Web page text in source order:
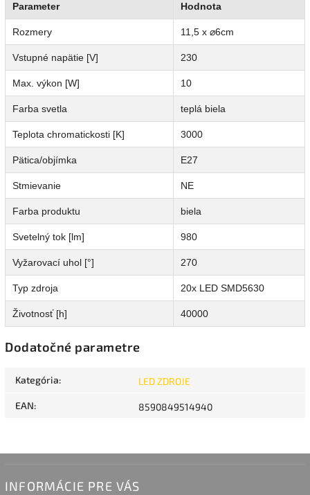
Parameter Hodnota
Rozmery 11,5 x ⌀6cm
Vstupné napätie [V] 230
Max. výkon [W] 10
Farba svetla teplá biela
Teplota chromatickosti [K] 3000
Pätica/objímka E27
Stmievanie NE
Farba produktu biela
Svetelný tok [lm] 980
Vyžarovací uhol [°] 270
Typ zdroja 20x LED SMD5630
Životnosť [h] 40000
Dodatočné parametre
Kategória: LED ZDROJE
EAN: 8590849514940
INFORMÁCIE PRE VÁS